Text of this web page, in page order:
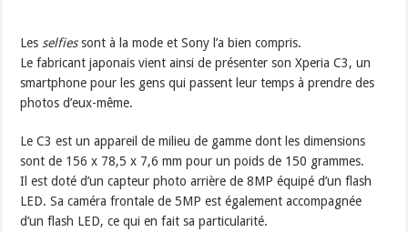
Les selfiessont à la mode et Sony l’a bien compris.
Le fabricant japonais vient ainsi de présenter son Xperia C3, un
smartphone pour les gens qui passent leur temps à prendre des
photos d’eux-même.
Le C3 est un appareil de milieu de gamme dont les dimensions
sont de 156 x 78,5 x 7,6 mm pour un poids de 150 grammes.
Il est doté d’un capteur photo arrière de 8MP équipé d’un flash
LED. Sa caméra frontale de 5MP est également accompagnée
d’un flash LED, ce qui en fait sa particularité.